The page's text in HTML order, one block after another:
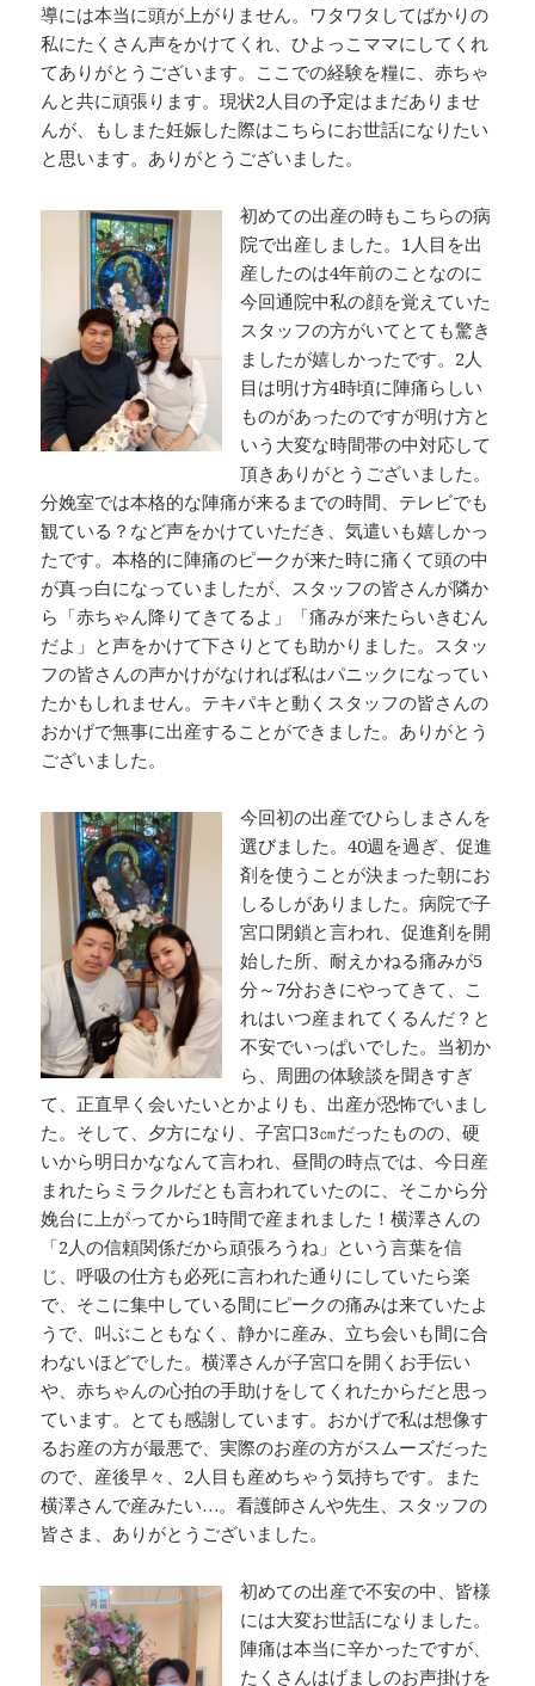
導には本当に頭が上がりません。ワタワタしてばかりの
私にたくさん声をかけてくれ、ひよっこママにしてくれ
てありがとうございます。ここでの経験を糧に、赤ちゃ
んと共に頑張ります。現状2人目の予定はまだありませ
んが、もしまた妊娠した際はこちらにお世話になりたい
と思います。ありがとうございました。
初めての出産の時もこちらの病
院で出産しました。1人目を出
産したのは4年前のことなのに
今回通院中私の顔を覚えていた
スタッフの方がいてとても驚き
ましたが嬉しかったです。2人
目は明け方4時頃に陣痛らしい
ものがあったのですが明け方と
いう大変な時間帯の中対応して
頂きありがとうございました。
分娩室では本格的な陣痛が来るまでの時間、テレビでも
観ている？など声をかけていただき、気遣いも嬉しかっ
たです。本格的に陣痛のピークが来た時に痛くて頭の中
が真っ白になっていましたが、スタッフの皆さんが隣か
ら「赤ちゃん降りてきてるよ」「痛みが来たらいきむん
だよ」と声をかけて下さりとても助かりました。スタッ
フの皆さんの声かけがなければ私はパニックになってい
たかもしれません。テキパキと動くスタッフの皆さんの
おかげで無事に出産することができました。ありがとう
ございました。
今回初の出産でひらしまさんを
選びました。40週を過ぎ、促進
剤を使うことが決まった朝にお
しるしがありました。病院で子
宮口閉鎖と言われ、促進剤を開
始した所、耐えかねる痛みが5
分～7分おきにやってきて、こ
れはいつ産まれてくるんだ？と
不安でいっぱいでした。当初か
ら、周囲の体験談を聞きすぎ
て、正直早く会いたいとかよりも、出産が恐怖でいまし
た。そして、夕方になり、子宮口3㎝だったものの、硬
いから明日かななんて言われ、昼間の時点では、今日産
まれたらミラクルだとも言われていたのに、そこから分
娩台に上がってから1時間で産まれました！横澤さんの
「2人の信頼関係だから頑張ろうね」という言葉を信
じ、呼吸の仕方も必死に言われた通りにしていたら楽
で、そこに集中している間にピークの痛みは来ていたよ
うで、叫ぶこともなく、静かに産み、立ち会いも間に合
わないほどでした。横澤さんが子宮口を開くお手伝い
や、赤ちゃんの心拍の手助けをしてくれたからだと思っ
ています。とても感謝しています。おかげで私は想像す
るお産の方が最悪で、実際のお産の方がスムーズだった
ので、産後早々、2人目も産めちゃう気持ちです。また
横澤さんで産みたい…。看護師さんや先生、スタッフの
皆さま、ありがとうございました。
初めての出産で不安の中、皆様
には大変お世話になりました。
陣痛は本当に辛かったですが、
たくさんはげましのお声掛けを